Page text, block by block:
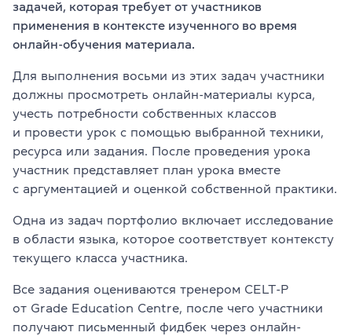
задачей, которая требует от участников
применения в контексте изученного во время
онлайн-обучения материала.
Для выполнения восьми из этих задач участники
должны просмотреть онлайн-материалы курса,
учесть потребности собственных классов
и провести урок с помощью выбранной техники,
ресурса или задания. После проведения урока
участник представляет план урока вместе
с аргументацией и оценкой собственной практики.
Одна из задач портфолио включает исследование
в области языка, которое соответствует контексту
текущего класса участника.
Все задания оцениваются тренером CELT-P
от Grade Education Centre, после чего участники
получают письменный фидбек через онлайн-